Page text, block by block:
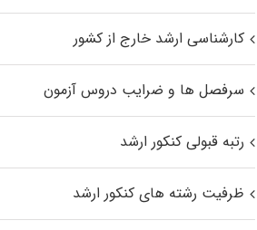
کارشناسی ارشد خارج از کشور
سرفصل ها و ضرایب دروس آزمون
رتبه قبولی کنکور ارشد
ظرفیت رشته های کنکور ارشد